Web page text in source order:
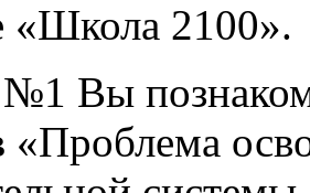
«Школа 2100».
№1 Вы
«Проблема